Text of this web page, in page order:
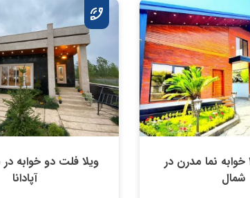
خرید ویلا 3 خوابه نما مدرن در
شمال
ویلا فلت دو خوابه
آپادانا